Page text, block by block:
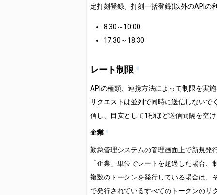
定打刻登録、打刻一括登録)以外のAPIの
8:30～10:00
17:30～18:30
レート制限 ¶
APIの種類、連携方法によって制限を実
リクエストは並列で同時に送信しないで
信し、目安として1秒ほど送信間隔を空
企業 ¶
勤怠管理システムの管理画面上で新規発
「企業」単位でレートを超過した場合、
複数のトークンを発行している場合は、
で発行されているすべてのトークンのリ